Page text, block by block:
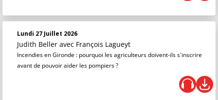
Lundi 27 Juillet 2026
Judith Beller avec François Lagueyt
Incendies en Gironde : pourquoi les agriculteurs doivent-ils s'inscrire
avant de pouvoir aider les pompiers ?